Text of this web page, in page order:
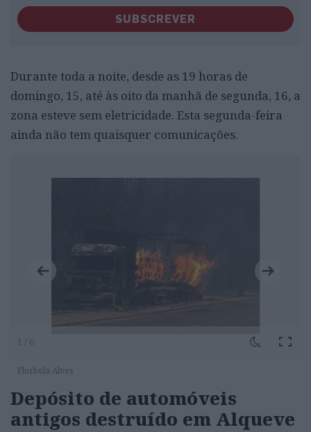
SUBSCREVER
Durante toda a noite, desde as 19 horas de
domingo, 15, até às oito da manhã de segunda, 16, a
zona esteve sem eletricidade. Esta segunda-feira
ainda não tem quaisquer comunicações.
1 / 6
Florbela Alves
Depósito de automóveis
antigos destruído em Alqueve